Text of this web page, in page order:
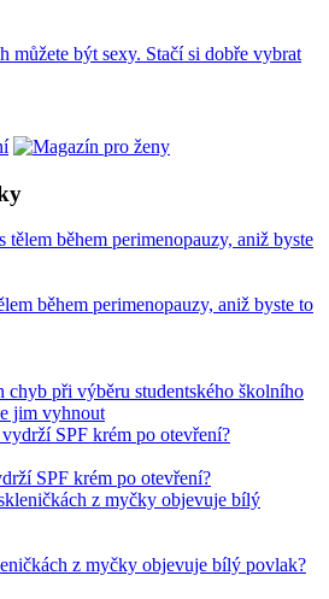
můžete být sexy. Stačí si dobře vybrat
během perimenopauzy, aniž byste to
chyb při výběru studentského školního
jim vyhnout
SPF krém po otevření?
z myčky objevuje bílý povlak?